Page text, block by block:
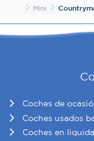
InicioMini
Coches de
Coches usados
Coches en